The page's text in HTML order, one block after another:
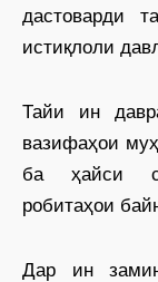
дастоварди
истиқлоли
Тайи ин
вазифаҳои
ба ҳайси
робитаҳои
Дар ин